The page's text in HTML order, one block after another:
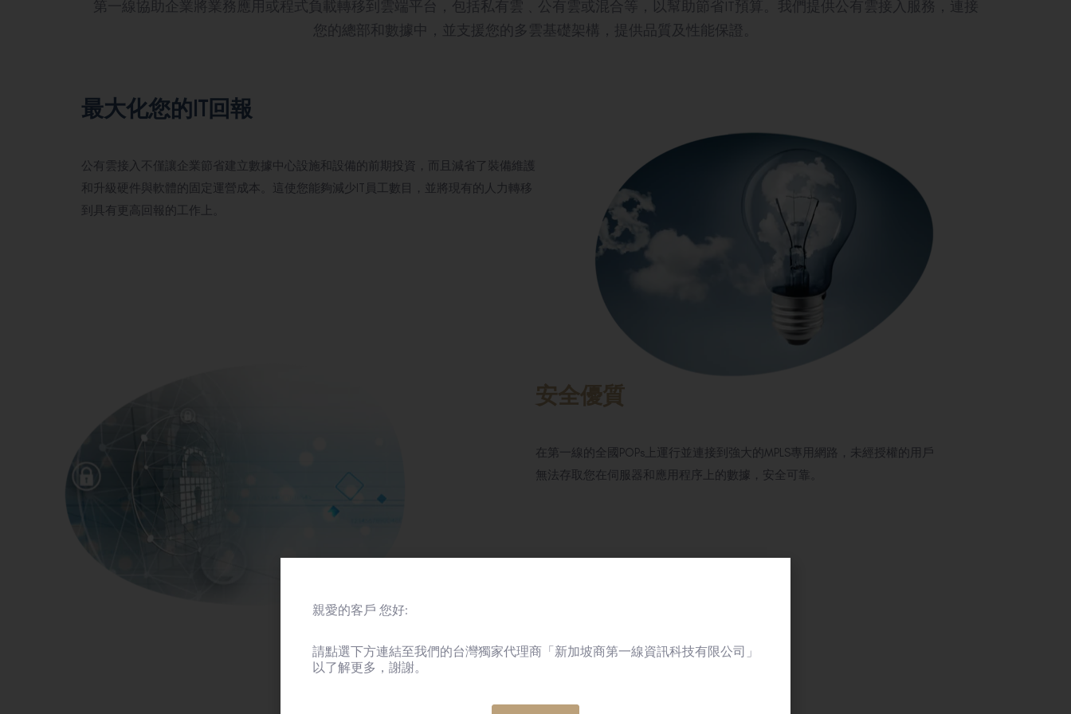
第一線協助企業將業務應用或程式負載轉移到雲端平台，包括私有雲﹑公有雲或混合等，以幫助節省IT預算。我們提供公有雲接入服務，連接
您的總部和數據中，並支援您的多雲基礎架構，提供品質及性能保證。
最大化您的IT回報
公有雲接入不僅讓企業節省建立數據中心設施和設備的前期投資，而且減省了裝備維護
和升級硬件與軟體的固定運營成本。這使您能夠減少IT員工數目，並將現有的人力轉移
到具有更高回報的工作上。
安全優質
在第一線的全國POPs上運行並連接到強大的MPLS專用網路，未經授權的用戶
無法存取您在伺服器和應用程序上的數據，安全可靠。
親愛的客戶 您好:
請點選下方連結至我們的台灣獨家代理商「新加坡商第一線資訊科技有限公司」
以了解更多，謝謝。